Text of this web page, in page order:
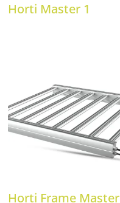
Horti Master 1
Horti Frame Master